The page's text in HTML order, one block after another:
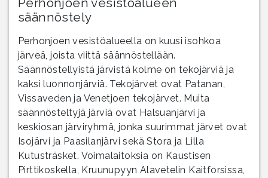
säännöstely
Perhonjoen vesistöalueella on kuusi isohkoa
järveä, joista viittä säännöstellään.
Säännöstellyistä järvistä kolme on tekojärviä ja
kaksi luonnonjärviä. Tekojärvet ovat Patanan,
Vissaveden ja Venetjoen tekojärvet. Muita
säännösteltyjä järviä ovat Halsuanjärvi ja
keskiosan järviryhmä, jonka suurimmat järvet ovat
Isojärvi ja Paasilanjärvi sekä Stora ja Lilla
Kutusträsket. Voimalaitoksia on Kaustisen
Pirttikoskella, Kruunupyyn Alavetelin Kaitforsissa,